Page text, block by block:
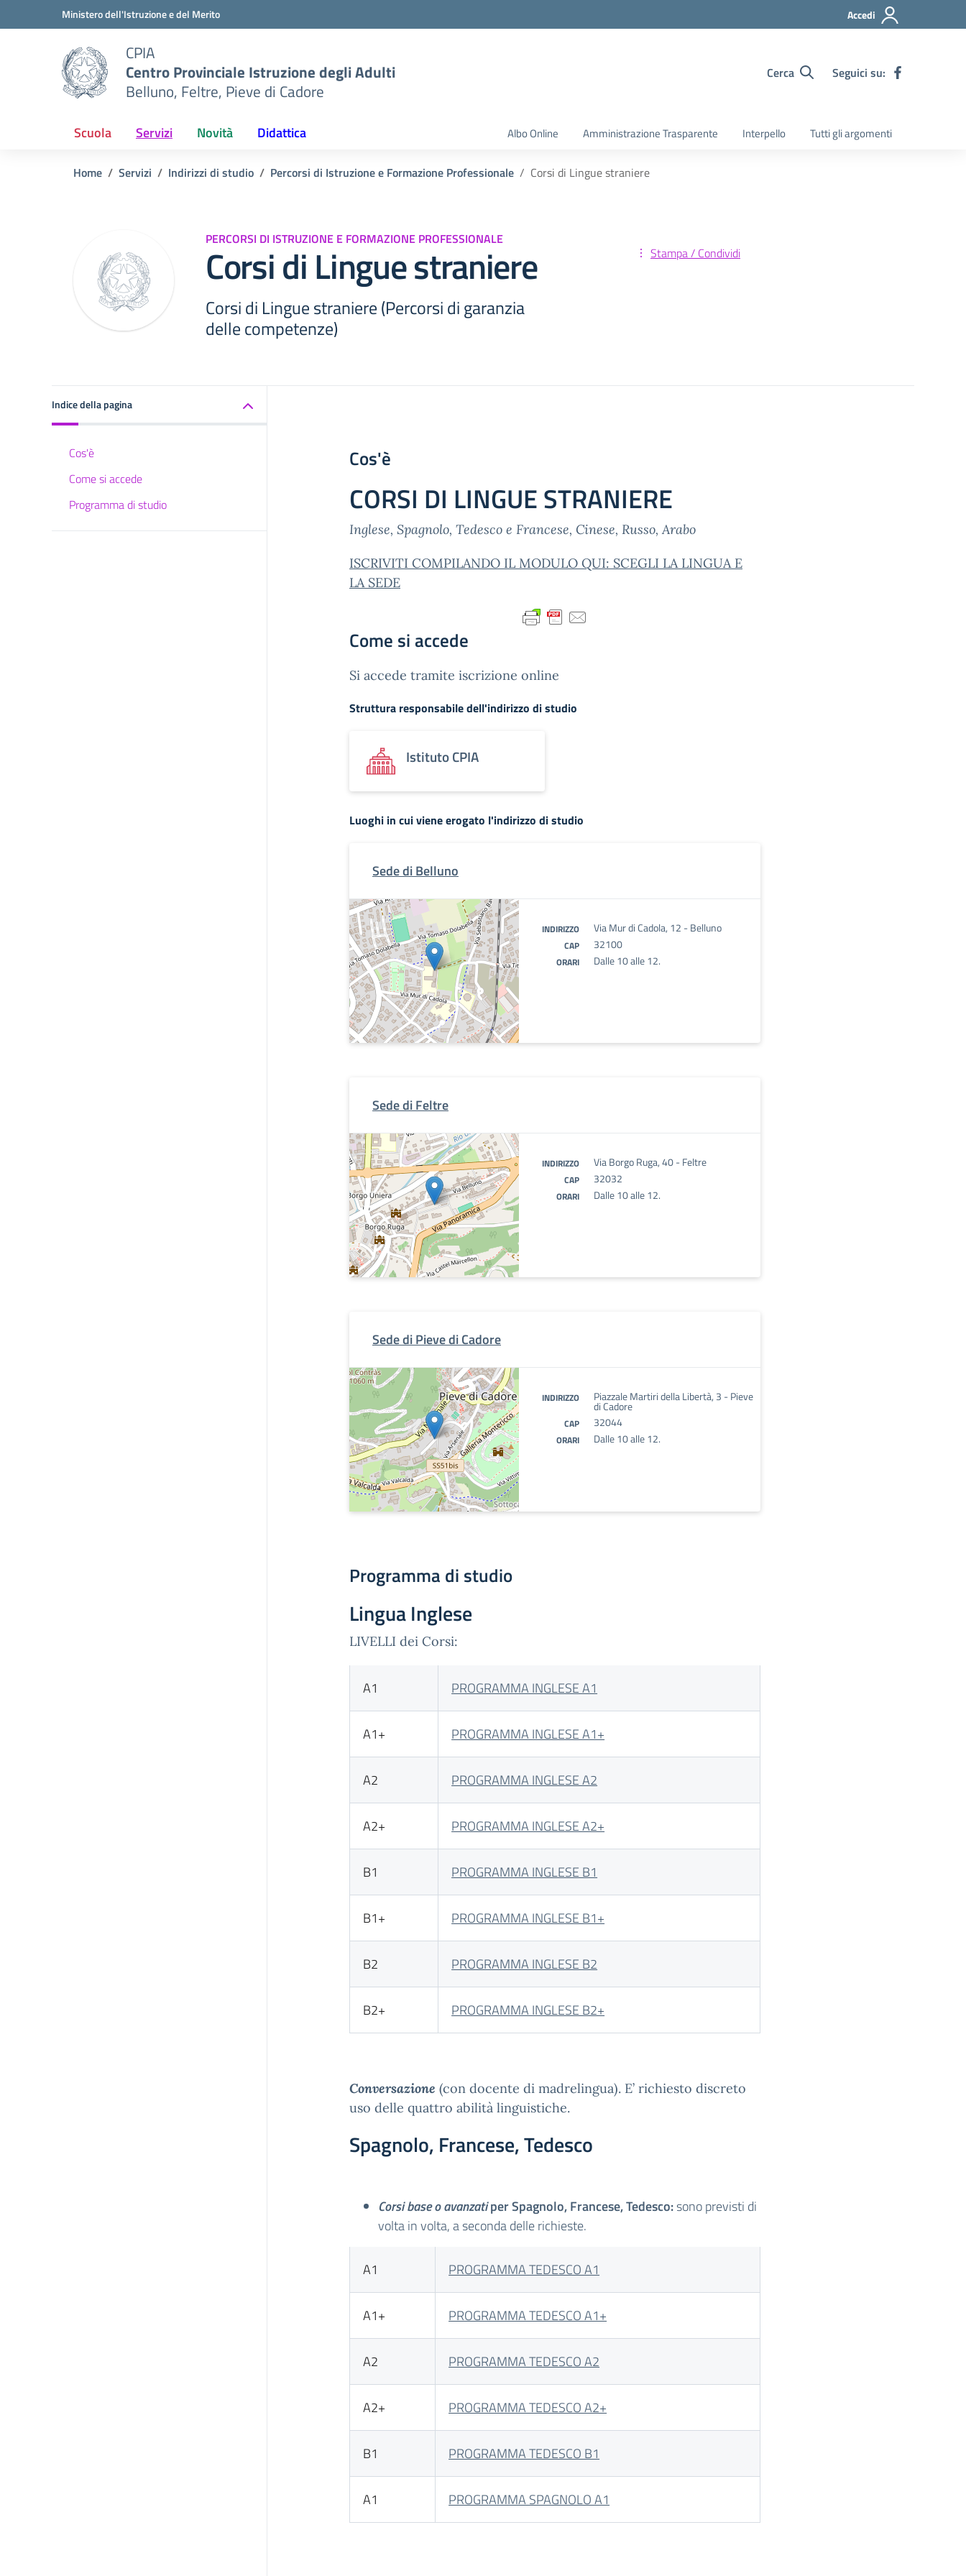
Vai ai contenuti
Vai al menu di navigazioneMinistero dell'Istruzione e del Merito Accedi
CPIA
Centro Provinciale Istruzione degli Adulti
Belluno, Feltre, Pieve di Cadore
Cerca Seguici su:
Scuola Servizi Novità Didattica Albo Online Amministrazione Trasparente Interpello Tutti gli argomenti
Home Servizi Indirizzi di studio Percorsi di Istruzione e Formazione Professionale Corsi di Lingue straniere
PERCORSI DI ISTRUZIONE E FORMAZIONE PROFESSIONALE
Corsi di Lingue straniere
Corsi di Lingue straniere (Percorsi di garanzia
delle competenze)
Stampa / Condividi
Indice della pagina
Cos'è
Come si accede
Programma di studio
Cos'è
CORSI DI LINGUE STRANIERE
Inglese, Spagnolo, Tedesco e Francese, Cinese, Russo, Arabo
ISCRIVITI COMPILANDO IL MODULO QUI: SCEGLI LA LINGUA E
LA SEDE
Come si accede
Si accede tramite iscrizione online
Struttura responsabile dell'indirizzo di studio
Istituto CPIA
Luoghi in cui viene erogato l'indirizzo di studio
Sede di Belluno
INDIRIZZO Via Mur di Cadola, 12 - Belluno
CAP 32100
ORARI Dalle 10 alle 12.
Sede di Feltre
INDIRIZZO Via Borgo Ruga, 40 - Feltre
CAP 32032
ORARI Dalle 10 alle 12.
Sede di Pieve di Cadore
INDIRIZZO Piazzale Martiri della Libertà, 3 - Pieve
di Cadore
CAP 32044
ORARI Dalle 10 alle 12.
Programma di studio
Lingua Inglese
LIVELLI dei Corsi:
A1 PROGRAMMA INGLESE A1
A1+ PROGRAMMA INGLESE A1+
A2 PROGRAMMA INGLESE A2
A2+ PROGRAMMA INGLESE A2+
B1 PROGRAMMA INGLESE B1
B1+ PROGRAMMA INGLESE B1+
B2 PROGRAMMA INGLESE B2
B2+ PROGRAMMA INGLESE B2+
Conversazione (con docente di madrelingua). E’ richiesto discreto
uso delle quattro abilità linguistiche.
Spagnolo, Francese, Tedesco
Corsi base o avanzatiper Spagnolo, Francese, Tedesco:sono previsti di
volta in volta, a seconda delle richieste.
A1 PROGRAMMA TEDESCO A1
A1+ PROGRAMMA TEDESCO A1+
A2 PROGRAMMA TEDESCO A2
A2+ PROGRAMMA TEDESCO A2+
B1 PROGRAMMA TEDESCO B1
A1 PROGRAMMA SPAGNOLO A1